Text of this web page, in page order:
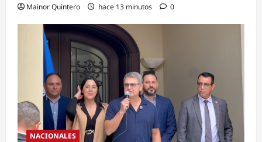
Mainor Quintero hace 13 minutos 0
NACIONALES